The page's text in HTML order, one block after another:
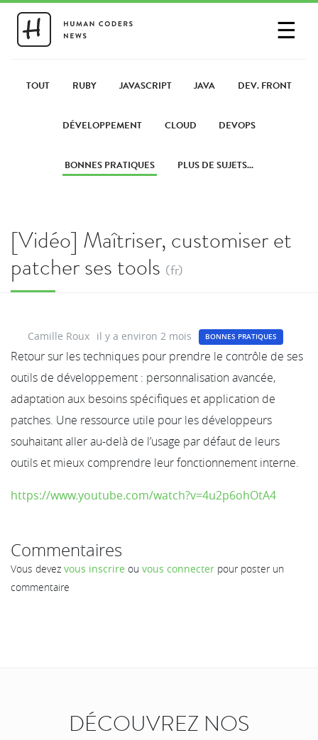
☰
PARTAGER UN LIEN
TOUT RUBY JAVASCRIPT JAVA DEV. FRONT
DÉVELOPPEMENT CLOUD DEVOPS
BONNES PRATIQUES PLUS DE SUJETS...
[Vidéo] Maîtriser, customiser et
patcher ses tools (fr)
Camille Roux il y a environ 2 mois BONNES PRATIQUES
Retour sur les techniques pour prendre le contrôle de ses
outils de développement : personnalisation avancée,
adaptation aux besoins spécifiques et application de
patches. Une ressource utile pour les développeurs
souhaitant aller au-delà de l’usage par défaut de leurs
outils et mieux comprendre leur fonctionnement interne.
https://www.youtube.com/watch?v=4u2p6ohOtA4
Commentaires
Vous devez vous inscrire ou vous connecter pour poster un
commentaire
DÉCOUVREZ NOS